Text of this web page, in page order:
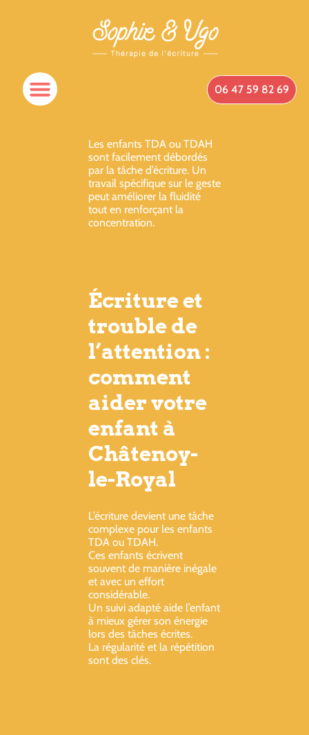
06 47 59 82 69
Les enfants TDA ou TDAH
sont facilement débordés
par la tâche d’écriture. Un
travail spécifique sur le geste
peut améliorer la fluidité
tout en renforçant la
concentration.
Écriture et
trouble de
l’attention :
comment
aider votre
enfant à
Châtenoy-
le-Royal
L’écriture devient une tâche
complexe pour les enfants
TDA ou TDAH.
Ces enfants écrivent
souvent de manière inégale
et avec un effort
considérable.
Un suivi adapté aide l’enfant
à mieux gérer son énergie
lors des tâches écrites.
La régularité et la répétition
sont des clés.